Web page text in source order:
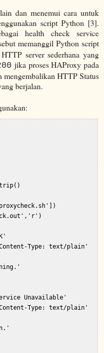
dan menemui cara untuk
script Python [3].
health check service
memanggil Python script
server sederhana yang
jika proses HAProxy pada
mengembalikan HTTP Status
berjalan.
Type: text/plain'
Unavailable'
Type: text/plain'